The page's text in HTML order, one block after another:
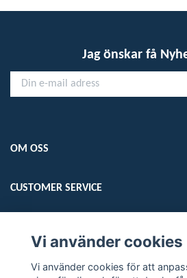
Jag önskar få
OM OSS
CUSTOMER SERVICE
Sociala medier
Vi använder cookies
Vi använder cookies för att